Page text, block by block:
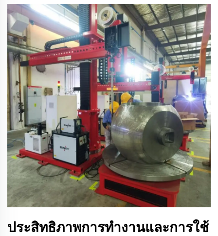
ประสิทธิภาพการทำงานและการใช้